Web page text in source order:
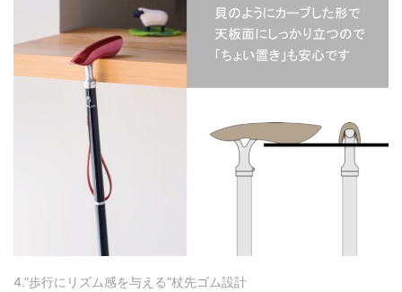
4.”歩行にリズム感を与える”杖先ゴム設計